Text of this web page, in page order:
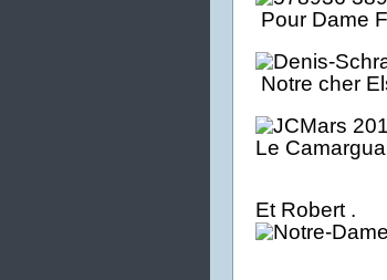
Pour Dame
Notre cher
Le
Et Robert .